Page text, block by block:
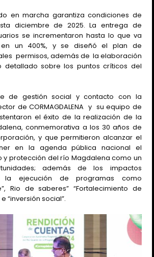
en marcha garantiza condiciones de
diciembre de 2025. La entrega de
se incrementaron hasta lo que va
un 400%, y se diseñó el plan de
permisos, además de la elaboración
detallado sobre los puntos críticos del
de gestión social y contacto con la
de CORMAGDALENA y su equipo de
el éxito de la realización de la
conmemorativa a los 30 años de
y que permitieron alcanzar el
en la agenda pública nacional el
y protección del río Magdalena como un
además de los impactos
la ejecución de programas como
Rio de saberes” “Fortalecimiento de
“inversión social”.